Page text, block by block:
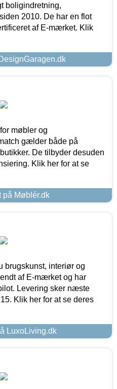
boligindretning,
2010. De har en flot
af E-mærket. Klik
møbler og
gælder både på
De tilbyder desuden
Klik her for at se
på Møblér.dk
brugskunst, interiør og
af E-mærket og har
Levering sker næste
Klik her for at se deres
LuxoLiving.dk